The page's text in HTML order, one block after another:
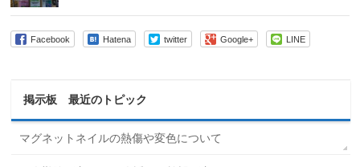
Facebook Hatena twitter Google+ LINE
掲示板 最近のトピック
マグネットネイルの熱傷や変色について